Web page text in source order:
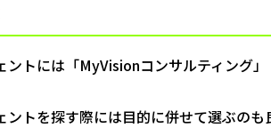
トには「MyVisionコンサルティング」
ントを探す際には目的に併せて選ぶのも